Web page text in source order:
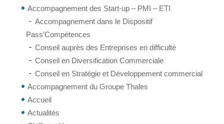
Accompagnement des Start-up – PMI – ETI
Accompagnement dans le Dispositif
Pass’Compétences
Conseil auprès des Entreprises en difficulté
Conseil en Diversification Commerciale
Conseil en Stratégie et Développement commercial
Accompagnement du Groupe Thales
Accueil
Actualités